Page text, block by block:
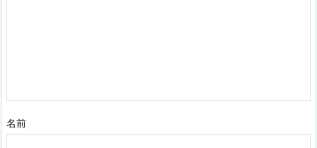
名前